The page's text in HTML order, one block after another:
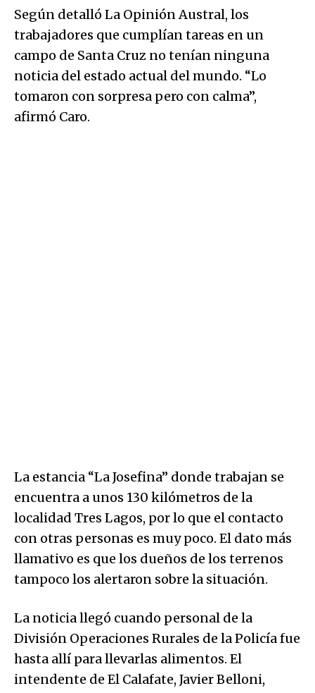
Según detalló La Opinión Austral, los
trabajadores que cumplían tareas en un
campo de Santa Cruz no tenían ninguna
noticia del estado actual del mundo. “Lo
tomaron con sorpresa pero con calma”,
afirmó Caro.
La estancia “La Josefina” donde trabajan se
encuentra a unos 130 kilómetros de la
localidad Tres Lagos, por lo que el contacto
con otras personas es muy poco. El dato más
llamativo es que los dueños de los terrenos
tampoco los alertaron sobre la situación.
La noticia llegó cuando personal de la
División Operaciones Rurales de la Policía fue
hasta allí para llevarlas alimentos. El
intendente de El Calafate, Javier Belloni,